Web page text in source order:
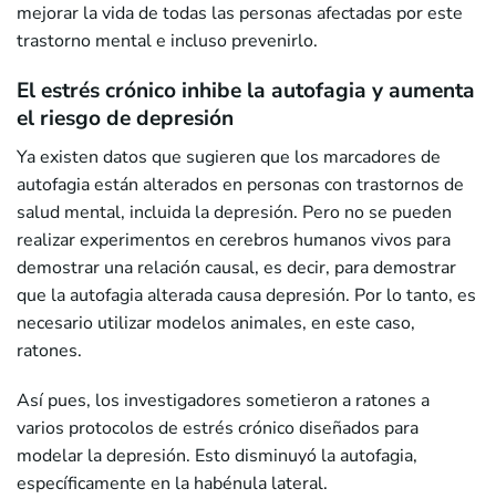
mejorar la vida de todas las personas afectadas por este
trastorno mental e incluso prevenirlo.
El estrés crónico inhibe la autofagia y aumenta
el riesgo de depresión
Ya existen datos que sugieren que los marcadores de
autofagia están alterados en personas con trastornos de
salud mental, incluida la depresión. Pero no se pueden
realizar experimentos en cerebros humanos vivos para
demostrar una relación causal, es decir, para demostrar
que la autofagia alterada causa depresión. Por lo tanto, es
necesario utilizar modelos animales, en este caso,
ratones.
Así pues, los investigadores sometieron a ratones a
varios protocolos de estrés crónico diseñados para
modelar la depresión. Esto disminuyó la autofagia,
específicamente en la habénula lateral.